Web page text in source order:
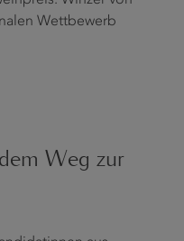
Wettbewerb
Weg zur